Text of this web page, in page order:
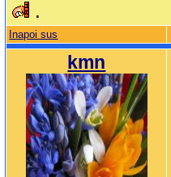
.
Inapoi sus
kmn